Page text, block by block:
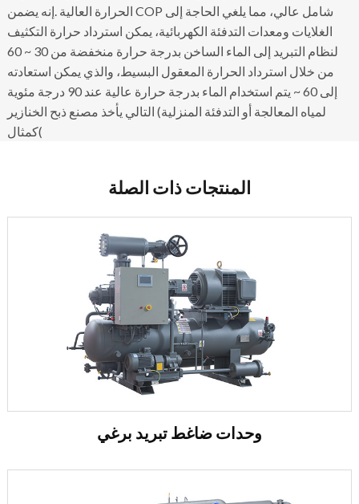
الحرارة العالية .إنه يضمن COP شامل عالي، مما يلغي الحاجة إلى
الغلايات ومعدات التدفئة الكهربائية، يمكن استرداد حرارة التكثيف
لنظام التبريد إلى الماء الساخن بدرجة حرارة منخفضة من 30 ~ 60
من خلال استرداد الحرارة المعقول البسيط، والذي يمكن استعادته
إلى 60 ~ يتم استخدام الماء بدرجة حرارة عالية عند 90 درجة مئوية
لمياه المعالجة أو التدفئة المنزلية) التالي يأخذ مصنع ذبح الخنازير
كمثال(
المنتجات ذات الصلة
وحدات ضاغط تبريد برغي